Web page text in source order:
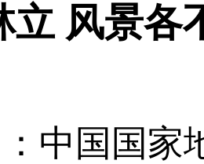
立 风景各
中国国家